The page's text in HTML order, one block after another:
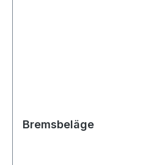
Bremsbeläge